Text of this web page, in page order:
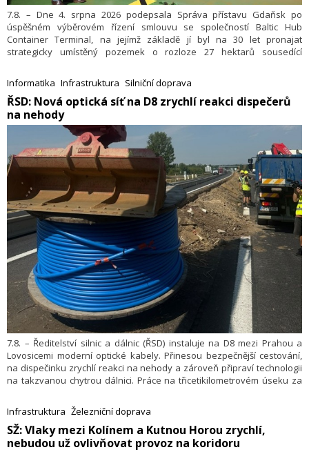
7.8. – Dne 4. srpna 2026 podepsala Správa přístavu Gdaňsk po
úspěšném výběrovém řízení smlouvu se společností Baltic Hub
Container Terminal, na jejímž základě jí byl na 30 let pronajat
strategicky umístěný pozemek o rozloze 27 hektarů sousedící
Informatika Infrastruktura Silniční doprava
​ŘSD: Nová optická síť na D8 zrychlí reakci dispečerů
na nehody
7.8. – Ředitelství silnic a dálnic (ŘSD) instaluje na D8 mezi Prahou a
Lovosicemi moderní optické kabely. Přinesou bezpečnější cestování,
na dispečinku zrychlí reakci na nehody a zároveň připraví technologii
na takzvanou chytrou dálnici. Práce na třicetikilometrovém úseku za
skončí v polovině září.
Infrastruktura Železniční doprava
​SŽ: Vlaky mezi Kolínem a Kutnou Horou zrychlí,
nebudou už ovlivňovat provoz na koridoru